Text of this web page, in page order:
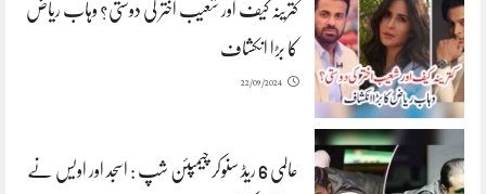
کترینہ کیف اور شعیب اختر کی دوستی؟ وہاب ریاض
کا بڑا انکشاف
22/09/2024
عالمی 6 ریڈ سنوکر چیمپئن شپ : اسجد اور اویس نے